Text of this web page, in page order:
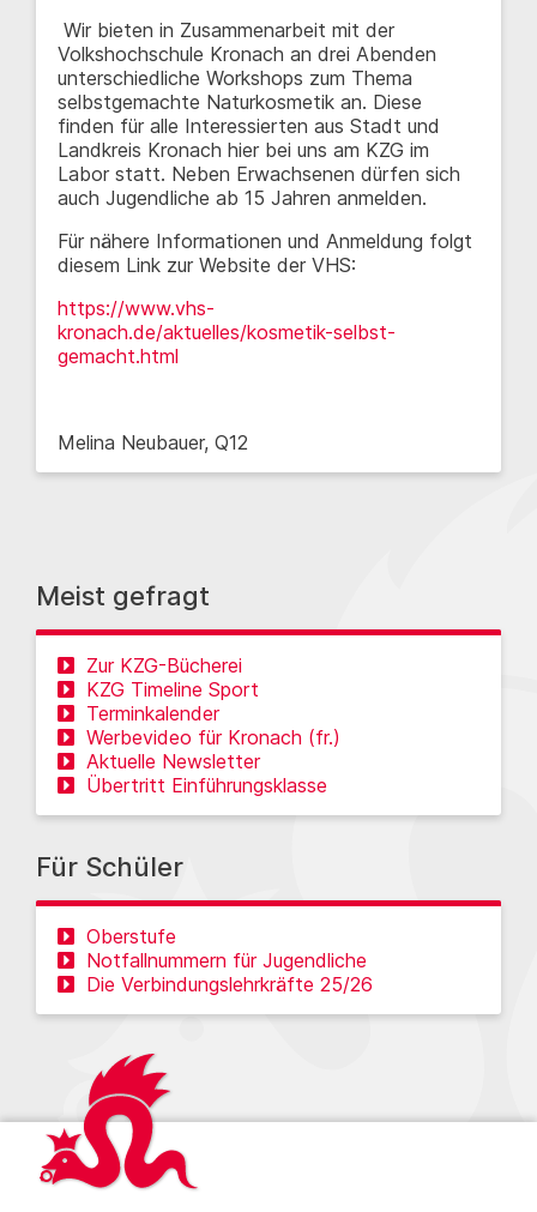
Wir bieten in Zusammenarbeit mit der
Volkshochschule Kronach an drei Abenden
unterschiedliche Workshops zum Thema
selbstgemachte Naturkosmetik an. Diese
finden für alle Interessierten aus Stadt und
Landkreis Kronach hier bei uns am KZG im
Labor statt. Neben Erwachsenen dürfen sich
auch Jugendliche ab 15 Jahren anmelden.
Für nähere Informationen und Anmeldung folgt
diesem Link zur Website der VHS:
https://www.vhs-
kronach.de/aktuelles/kosmetik-selbst-
gemacht.html
Melina Neubauer, Q12
Meist gefragt
Zur KZG-Bücherei
KZG Timeline Sport
Terminkalender
Werbevideo für Kronach (fr.)
Aktuelle Newsletter
Übertritt Einführungsklasse
Für Schüler
Oberstufe
Notfallnummern für Jugendliche
Die Verbindungslehrkräfte 25/26